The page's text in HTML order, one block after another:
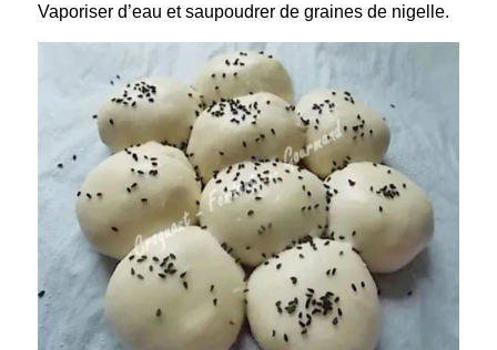
Vaporiser d’eau et saupoudrer de graines de nigelle.